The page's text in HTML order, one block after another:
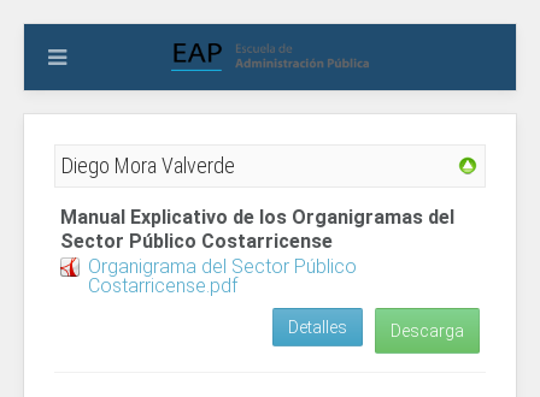
Diego Mora Valverde
Manual Explicativo de los Organigramas del
Sector Público Costarricense
Organigrama del Sector Público
Costarricense.pdf
Descarga
Detalles